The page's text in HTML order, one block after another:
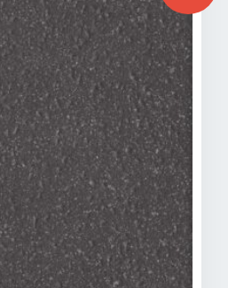
aan winkelwagen
aan uw winkelwagen.
Naar winkelwagen